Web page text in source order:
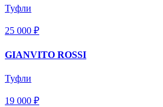
Туфли
25 000 ₽
GIANVITO ROSSI
Туфли
19 000 ₽